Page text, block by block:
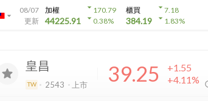
arrow_drop_down
08/07
更新
加權
44225.91
arrow_drop_down170.79
arrow_drop_down0.38%
櫃買
384.19
arrow_drop_down7.18
arrow_drop_down1.83%
皇昌
TW 2543 上市 39.25
+1.55
+4.11%